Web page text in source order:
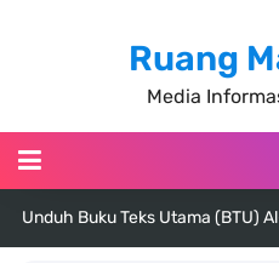
Ruang
Media
Unduh Buku Teks Utama (BTU)